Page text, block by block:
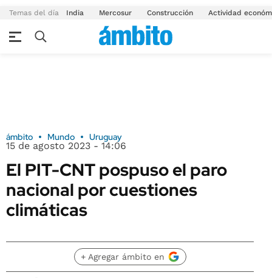
Temas del día India Mercosur Construcción Actividad
ámbito Mundo Uruguay
15 de agosto 2023 - 14:06
El PIT-CNT pospuso el paro
nacional por cuestiones
climáticas
+ Agregar ámbito en